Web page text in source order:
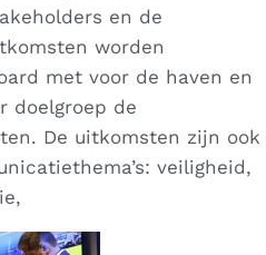
en de
worden
met voor de haven en
doelgroep de
De uitkomsten zijn ook
veiligheid,